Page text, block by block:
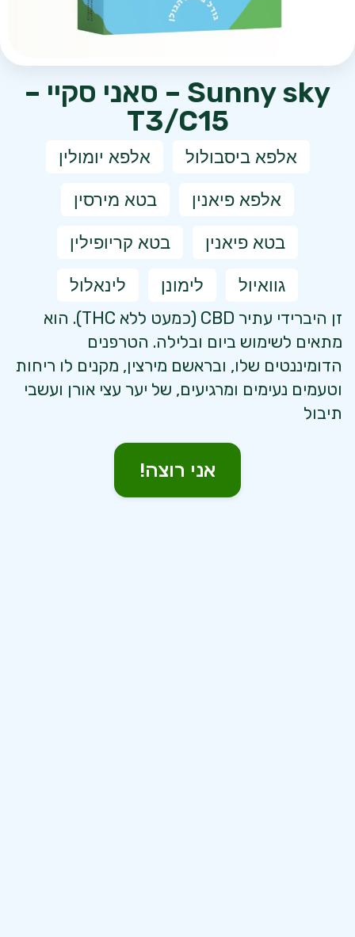
Sunny sky – סאני סקיי –
T3/C15
אלפא ביסבולול אלפא יומולין
אלפא פיאנין בטא מירסין
בטא פיאנין בטא קריופילין
גוואיול לימונן לינאלול
זן היברידי עתיר CBD (כמעט ללא THC). הוא
מתאים לשימוש ביום ובלילה. הטרפנים
הדומיננטים שלו, ובראשם מירצין, מקנים לו ריחות
וטעמים נעימים ומרגיעים, של יער עצי אורן ועשבי
תיבול
אני רוצה!